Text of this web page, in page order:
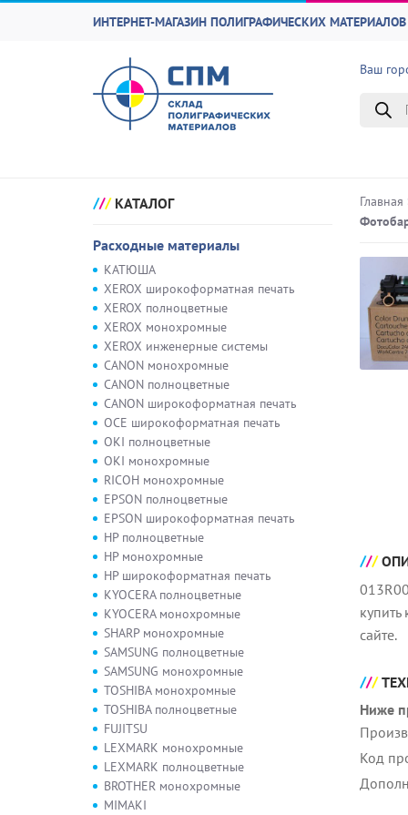
ИНТЕРНЕТ-МАГАЗИН ПОЛИГРАФИЧЕСКИХ
Ваш
Поиск
КАТАЛОГ
Расходные материалы
КАТЮША
XEROX широкоформатная печать
XEROX полноцветные
XEROX монохромные
XEROX инженерные системы
CANON монохромные
CANON полноцветные
CANON широкоформатная печать
OCE широкоформатная печать
OKI полноцветные
OKI монохромные
RICOH монохромные
EPSON полноцветные
EPSON широкоформатная печать
HP полноцветные
HP монохромные
HP широкоформатная печать
KYOCERA полноцветные
KYOCERA монохромные
SHARP монохромные
SAMSUNG полноцветные
SAMSUNG монохромные
TOSHIBA монохромные
TOSHIBA полноцветные
FUJITSU
LEXMARK монохромные
LEXMARK полноцветные
BROTHER монохромные
MIMAKI
Главная
сайте.
Ниже
Код